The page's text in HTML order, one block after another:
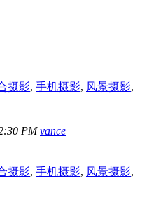
摄影, 手机摄影, 风景摄影,
PMvance
摄影, 手机摄影, 风景摄影,